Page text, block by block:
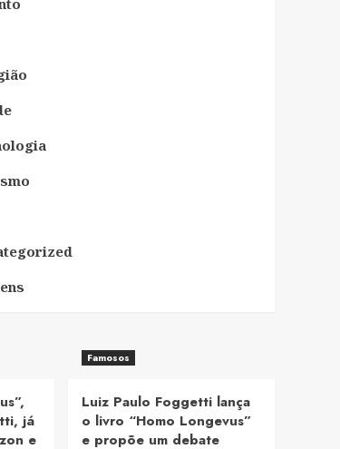
já
e
Famosos
Luiz Paulo Foggetti lança
o livro “Homo Longevus”
e propõe um debate